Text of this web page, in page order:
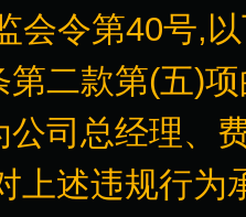
会令第40号,
第二款第(五)
公司总经理、
上述违规行为